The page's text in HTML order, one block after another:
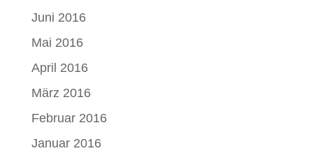
Juni 2016
Mai 2016
April 2016
März 2016
Februar 2016
Januar 2016